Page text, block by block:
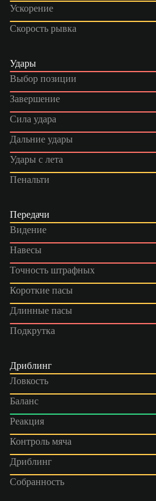
Ускорение
Скорость рывка
Удары
Выбор позиции
Завершение
Сила удара
Дальние удары
Удары с лета
Пенальти
Передачи
Видение
Навесы
Точность штрафных
Короткие пасы
Длинные пасы
Подкрутка
Дриблинг
Ловкость
Баланс
Реакция
Контроль мяча
Дриблинг
Собранность